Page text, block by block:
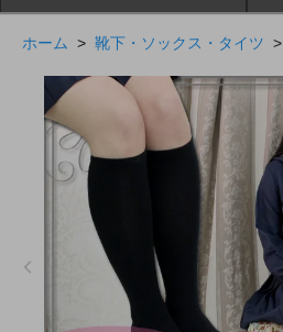
ホーム > 靴下・ソックス・タイツ >